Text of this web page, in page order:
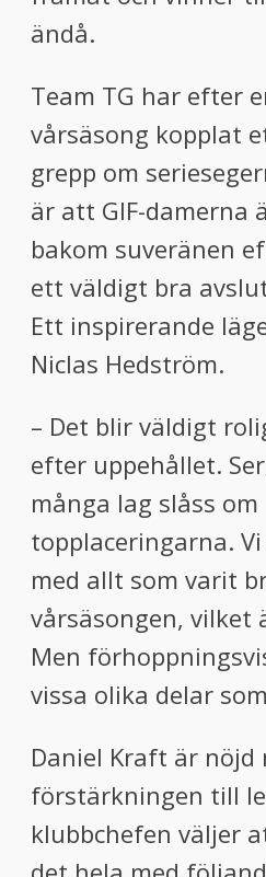
ändå.
Team TG har efter
vårsäsong kopplat
grepp om
är att GIF-damerna
bakom suveränen
ett väldigt bra
Ett inspirerande
Niclas Hedström.
– Det blir väldigt
efter uppehållet.
många lag slåss om
topplaceringarna.
med allt som varit
vårsäsongen, vilket
Men
vissa olika delar
Daniel Kraft är nöjd
förstärkningen till
klubbchefen väljer